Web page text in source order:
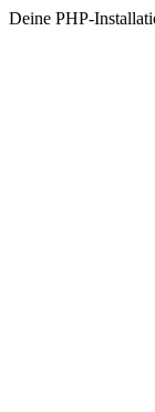
Deine PHP-